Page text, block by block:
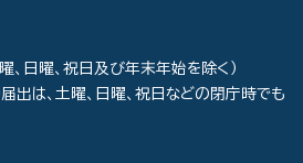
日曜、祝日及び年末年始を除く）
出は、土曜、日曜、祝日などの閉庁時でも